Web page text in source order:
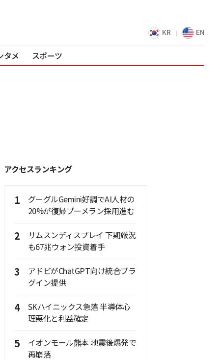
KR EN
タメ スポーツ
アクセスランキング
1
グーグルGemini好調でAI人材の
20%が復帰ブーメラン採用進む
2
サムスンディスプレイ 下期厳況
も67兆ウォン投資着手
3
アドビがChatGPT向け統合プラ
グイン提供
4
SKハイニックス急落 半導体心
理悪化と利益確定
5
イオンモール熊本 地震後爆発で
再崩落